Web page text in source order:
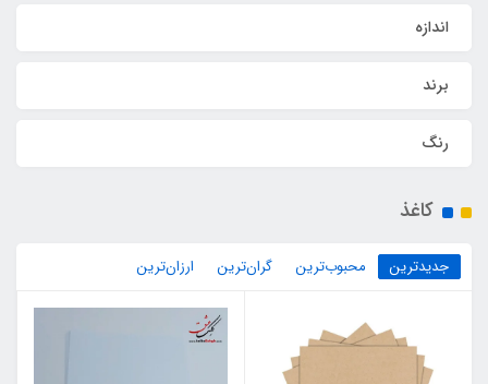
اندازه
برند
رنگ
کاغذ
جدیدترین محبوب‌ترین گران‌ترین ارزان‌ترین